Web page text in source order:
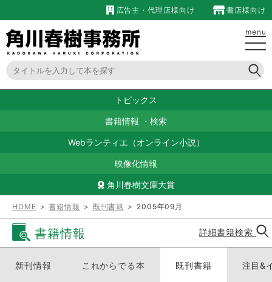
広告主・代理店様向け 書店様向け
menu
トピックス
書籍情報 ・ 検索
Webランティエ（オンライン小説）
映像化情報
角川春樹文庫大賞
HOME ＞書籍情報 ＞ 既刊書籍 ＞ 2005年09月
書籍情報 詳細書籍検索
新刊情報 これからでる本 既刊書籍 注目&